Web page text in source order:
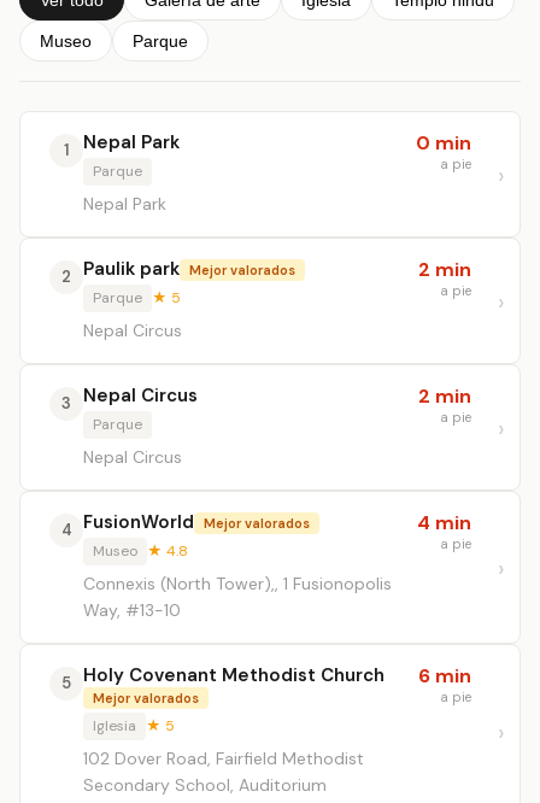
Museo Parque
1 Nepal Park
Parque
Nepal Park
0 min
a pie
2 Paulik park Mejor valorados
Parque ★ 5
Nepal Circus
2 min
a pie
3 Nepal Circus
Parque
Nepal Circus
2 min
a pie
4 FusionWorld Mejor valorados
Museo ★ 4.8
Connexis (North Tower),, 1 Fusionopolis
Way, #13-10
4 min
a pie
5 Holy Covenant Methodist Church
Mejor valorados
Iglesia ★ 5
102 Dover Road, Fairfield Methodist
Secondary School, Auditorium
6 min
a pie